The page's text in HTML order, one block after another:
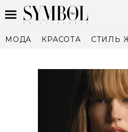
МОДА КРАСОТА СТИЛЬ